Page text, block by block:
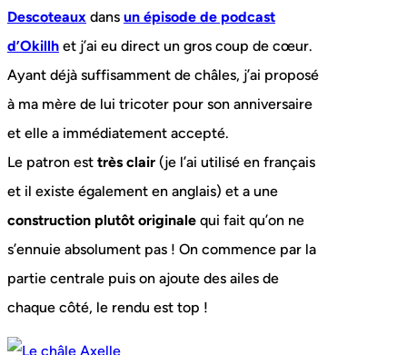
Descoteaux dans un épisode de podcast
d’Okillh et j’ai eu direct un gros coup de cœur.
Ayant déjà suffisamment de châles, j’ai proposé
à ma mère de lui tricoter pour son anniversaire
et elle a immédiatement accepté.
Le patron est très clair (je l’ai utilisé en français
et il existe également en anglais) et a une
construction plutôt originale qui fait qu’on ne
s’ennuie absolument pas ! On commence par la
partie centrale puis on ajoute des ailes de
chaque côté, le rendu est top !